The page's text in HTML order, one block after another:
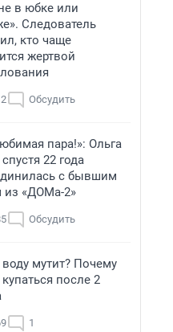
в юбке или
Следователь
кто чаще
жертвой
Обсудить
пара!»: Ольга
22 года
с бывшим
из «ДОМа-2»
Обсудить
воду мутит? Почему
после 2
1